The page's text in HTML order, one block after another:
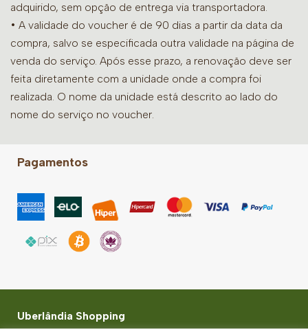
adquirido, sem opção de entrega via transportadora.
• A validade do voucher é de 90 dias a partir da data da
compra, salvo se especificada outra validade na página de
venda do serviço. Após esse prazo, a renovação deve ser
feita diretamente com a unidade onde a compra foi
realizada. O nome da unidade está descrito ao lado do
nome do serviço no voucher.
Pagamentos
Uberlândia Shopping